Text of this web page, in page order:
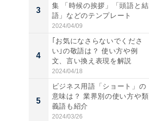
3
集 「時候の挨拶」「頭語と結
語」などのテンプレート
2024/04/09
4
｢お気になさらないでくださ
い｣の敬語は？ 使い方や例
文、言い換え表現を解説
2024/04/18
5
ビジネス用語「ショート」の
意味は？ 業界別の使い方や類
義語も紹介
2024/03/26